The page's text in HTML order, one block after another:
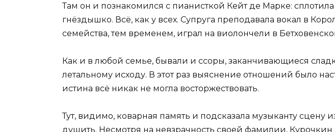
Там он и познакомился с пианисткой Кейт де Марке:
гнёздышко. Всё, как у всех. Супруга преподавала вокал в
семейства, тем временем, играл на виолончели в
Как и в любой семье, бывали и ссоры, заканчивающиеся
летальному исходу. В этот раз выяснение отношений было
истина всё никак не могла восторжествовать.
Тут, видимо, коварная память и подсказала музыканту
душить. Несмотря на невзрачность своей фамилии,